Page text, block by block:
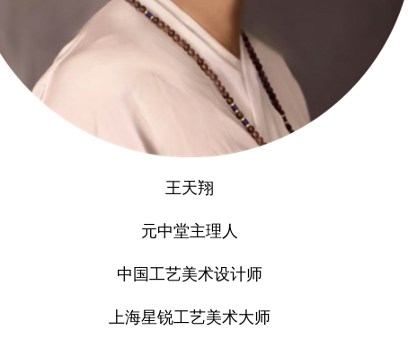
王天翔
元中堂主理人
中国工艺美术设计师
上海星锐工艺美术大师